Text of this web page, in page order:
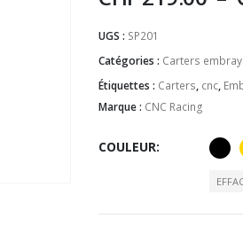
UGS : SP201
Catégories : Carters
Étiquettes : Carters, cnc,
Marque : CNC Racing
COULEUR